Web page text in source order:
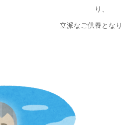
り、
立派なご供養とな